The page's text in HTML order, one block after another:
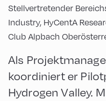
Stellvertretender
Industry, HyCentA
Club Alpbach
Als
koordiniert er
Hydrogen Valley.